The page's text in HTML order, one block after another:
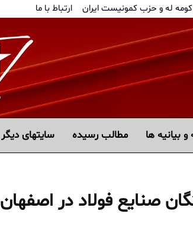
له و حزب کمونیست ایران ارتباط با ما
و بیانیه ها مطالب رسیده سايتهاى ديگر
صنایع فولاد در اصفهان